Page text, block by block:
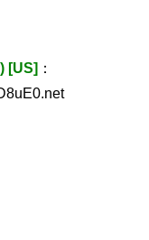
[US] ：